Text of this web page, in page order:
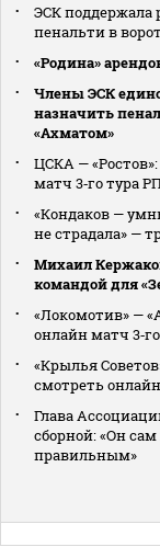
ЭСК поддержала
пенальти в
«Родина»
Члены ЭСК
назначить
«Ахматом»
ЦСКА —
матч 3‑го тура
«Кондаков —
не страдала» —
Михаил
командой для
«Локомотив» —
онлайн матч
«Крылья
смотреть
Глава
сборной: «Он
правильным»